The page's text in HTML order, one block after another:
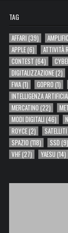
TAG
AFFARI (39)
APPLE(6) ATTIVITÀ
CONTEST (64)
DIGITALIZZAZIONE(2)
FWA(1) GOPRO (1)
INTELLIGENZA
MERCATINO (22)
MODI DIGITALI (46)
ROYCE(2) SATELLITI
SPAZIO (118) SSD (9)
VHF(27) YAESU (14)